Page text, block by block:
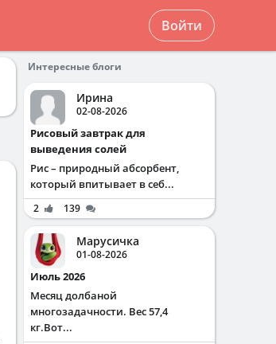
Войти
Интересные блоги
Ирина
02-08-2026
Рисовый завтрак для
выведения солей
Рис – природный абсорбент,
который впитывает в себ...
2 139
Марусичка
01-08-2026
Июль 2026
Месяц долбаной
многозадачности. Вес 57,4
кг.Вот...